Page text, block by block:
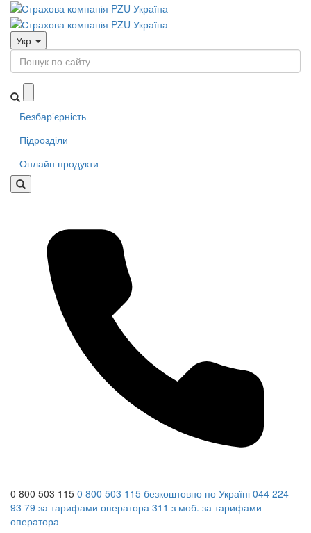
Укр
Безбар’єрність
Підрозділи
Онлайн продукти
0 800 503 115 0 800 503 115 безкоштовно по Україні 044 224
93 79 за тарифами оператора 311 з моб. за тарифами
оператора